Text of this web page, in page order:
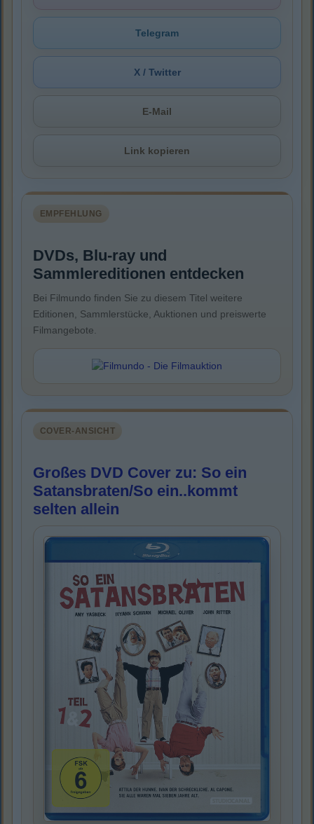
Telegram
X / Twitter
E-Mail
Link kopieren
EMPFEHLUNG
DVDs, Blu-ray und
Sammlereditionen entdecken
Bei Filmundo finden Sie zu diesem Titel weitere
Editionen, Sammlerstücke, Auktionen und preiswerte
Filmangebote.
COVER-ANSICHT
Großes DVD Cover zu: So ein
Satansbraten/So ein..kommt
selten allein